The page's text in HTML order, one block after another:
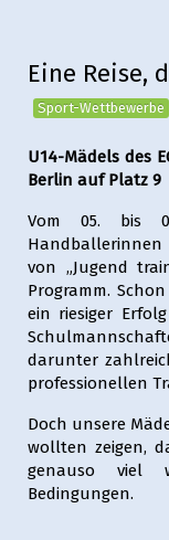
Eine Reise,
Sport-Wettbewerbe
U14-Mädels des
Berlin auf Platz 9
Vom 05. bis
von „Jugend
Programm.
ein riesiger
darunter
professionellen
Doch unsere
wollten zeigen,
genauso viel
Bedingungen.